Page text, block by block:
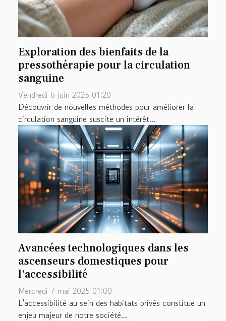
Exploration des bienfaits de la
pressothérapie pour la circulation
sanguine
Vendredi 6 juin 2025 01:20
Découvrir de nouvelles méthodes pour améliorer la
circulation sanguine suscite un intérêt...
Avancées technologiques dans les
ascenseurs domestiques pour
l'accessibilité
Mercredi 7 mai 2025 01:00
L'accessibilité au sein des habitats privés constitue un
enjeu majeur de notre société...